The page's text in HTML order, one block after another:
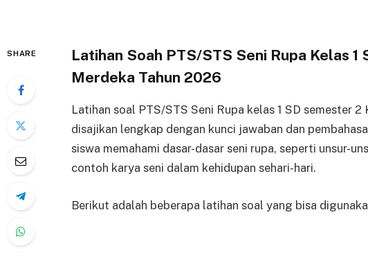
SHARE
Latihan Soah PTS/STS Seni Rupa Kelas
Merdeka Tahun 2026
Latihan soal PTS/STS Seni Rupa kelas 1 SD semester
disajikan lengkap dengan kunci jawaban dan
siswa memahami dasar-dasar seni rupa, seperti unsur-
contoh karya seni dalam kehidupan sehari-hari.
Berikut adalah beberapa latihan soal yang bisa